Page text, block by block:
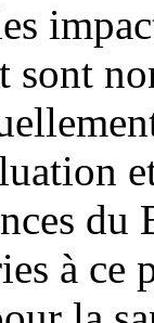
sont
du
à ce